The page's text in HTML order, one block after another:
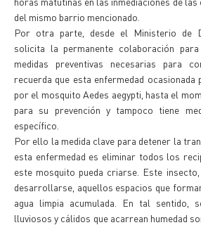
del mismo barrio mencionado.
Por otra parte, desde el Ministerio de
solicita la permanente colaboración
medidas preventivas necesarias para
recuerda que esta enfermedad
por el mosquito Aedes aegypti, hasta el
para su prevención y tampoco tiene
específico.
Por ello la medida clave para detener la
esta enfermedad es eliminar todos los
este mosquito pueda criarse. Este
desarrollarse, aquellos espacios que
agua limpia acumulada. En tal sentido,
lluviosos y cálidos que acarrean humedad